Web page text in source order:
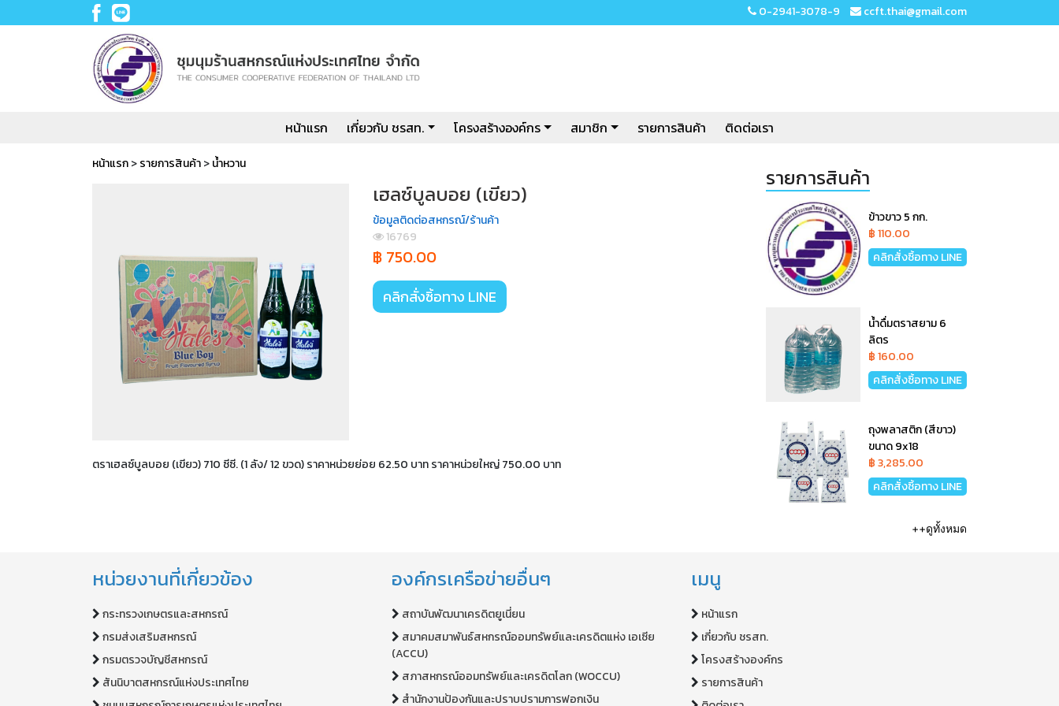
0-2941-3078-9 ccft.thai@gmail.com
หน้าแรก เกี่ยวกับ ชรสท. โครงสร้างองค์กร สมาชิก รายการสินค้า ติดต่อเรา
หน้าแรก>รายการสินค้า>น้ำหวาน
เฮลซ์บูลบอย (เขียว)
ข้อมูลติดต่อสหกรณ์/ร้านค้า
16769
฿ 750.00
คลิกสั่งซิ้อทาง LINE
ตราเฮลซ์บูลบอย (เขียว) 710 ซีซี. (1 ลัง/ 12 ขวด) ราคาหน่วยย่อย 62.50 บาท ราคาหน่วยใหญ่ 750.00 บาท
รายการสินค้า
ข้าวขาว 5 กก.
฿ 110.00
คลิกสั่งซิ้อทาง LINE
น้ำดื่มตราสยาม 6
ลิตร
฿ 160.00
คลิกสั่งซิ้อทาง LINE
ถุงพลาสติก (สีขาว)
ขนาด 9x18
฿ 3,285.00
คลิกสั่งซิ้อทาง LINE
++ดูทั้งหมด
หน่วยงานที่เกี่ยวข้อง
กระทรวงเกษตรและสหกรณ์
กรมส่งเสริมสหกรณ์
กรมตรวจบัญชีสหกรณ์
สันนิบาตสหกรณ์แห่งประเทศไทย
องค์กรเครือข่ายอื่นๆ
สถาบันพัฒนาเครดิตยูเนี่ยน
สมาคมสมาพันธ์สหกรณ์ออมทรัพย์และเครดิตแห่ง เอเซีย
(ACCU)
สภาสหกรณ์ออมทรัพย์และเครดิตโลก (WOCCU)
สำนักงานป้องกันและปราบปรามการฟอกเงิน
เมนู
หน้าแรก
เกี่ยวกับ ชรสท.
โครงสร้างองค์กร
รายการสินค้า